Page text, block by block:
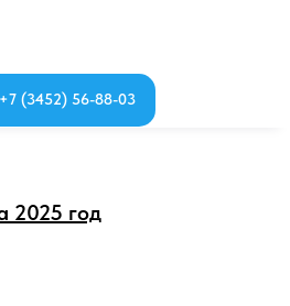
+7 (3452) 56-88-03
2025 год